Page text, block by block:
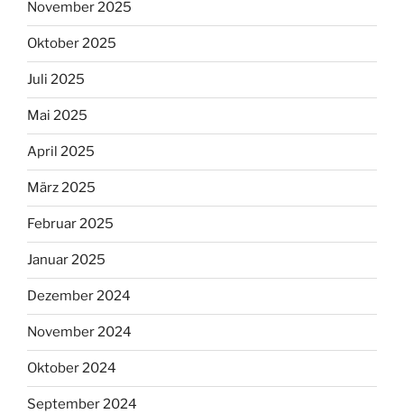
November 2025
Oktober 2025
Juli 2025
Mai 2025
April 2025
März 2025
Februar 2025
Januar 2025
Dezember 2024
November 2024
Oktober 2024
September 2024